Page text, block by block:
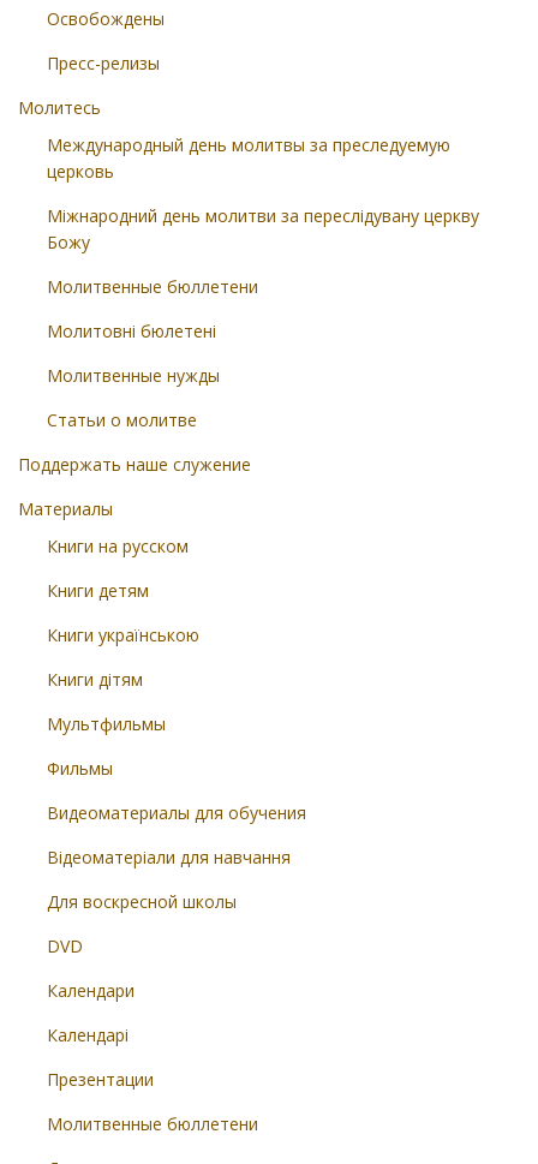
Освобождены
Пресс-релизы
Молитесь
Международный день молитвы за преследуемую
церковь
Міжнародний день молитви за переслідувану церкву
Божу
Молитвенные бюллетени
Молитовні бюлетені
Молитвенные нужды
Статьи о молитве
Поддержать наше служение
Материалы
Книги на русском
Книги детям
Книги українською
Книги дітям
Мультфильмы
Фильмы
Видеоматериалы для обучения
Відеоматеріали для навчання
Для воскресной школы
DVD
Календари
Календарі
Презентации
Молитвенные бюллетени